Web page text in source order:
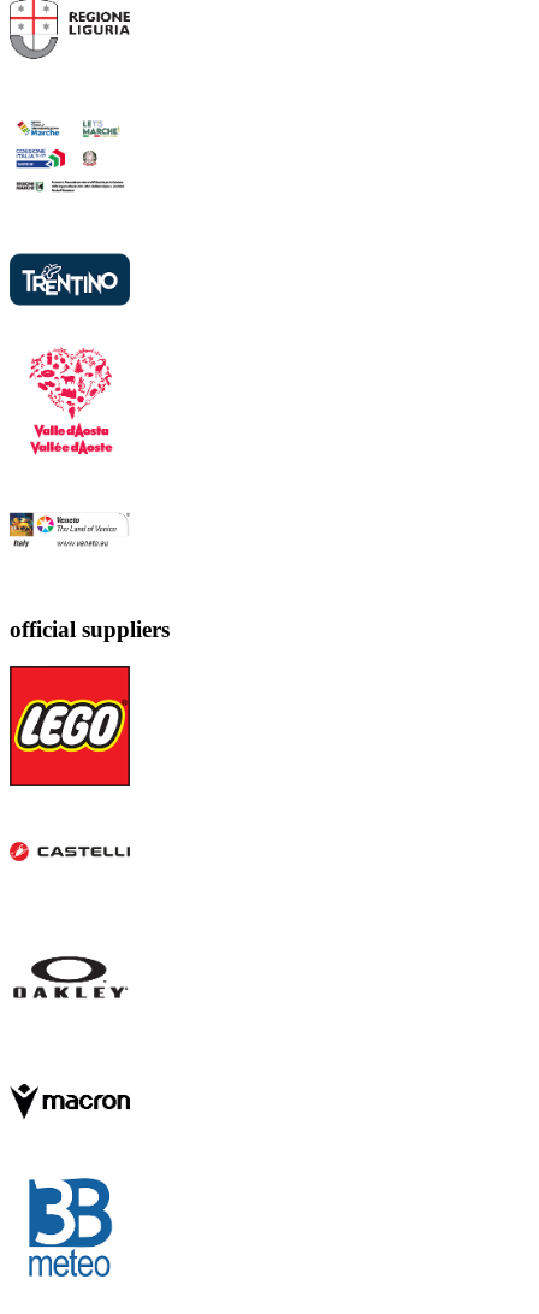
official suppliers